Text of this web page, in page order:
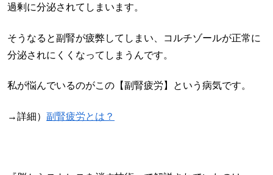
過剰に分泌されてしまいます。
そうなると副腎が疲弊してしまい、コルチゾールが正常に
分泌されにくくなってしまうんです。
私が悩んでいるのがこの【副腎疲労】という病気です。
→詳細） 副腎疲労とは？